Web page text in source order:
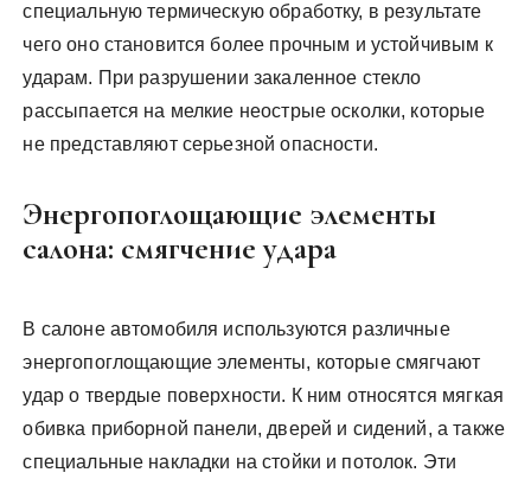
специальную термическую обработку, в результате
чего оно становится более прочным и устойчивым к
ударам. При разрушении закаленное стекло
рассыпается на мелкие неострые осколки, которые
не представляют серьезной опасности.
Энергопоглощающие элементы
салона: смягчение удара
В салоне автомобиля используются различные
энергопоглощающие элементы, которые смягчают
удар о твердые поверхности. К ним относятся мягкая
обивка приборной панели, дверей и сидений, а также
специальные накладки на стойки и потолок. Эти